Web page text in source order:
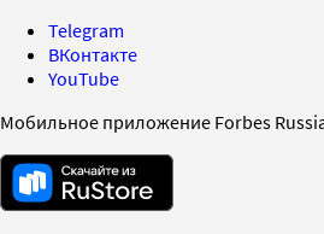
Telegram
ВКонтакте
YouTube
Мобильное приложение Forbes